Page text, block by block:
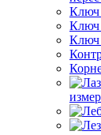
Ключ
Ключ
Ключ